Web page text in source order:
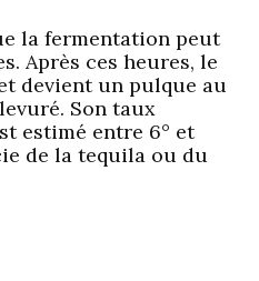
la fermentation peut
Après ces heures, le
devient un pulque au
Son taux
estimé entre 6° et
de la tequila ou du